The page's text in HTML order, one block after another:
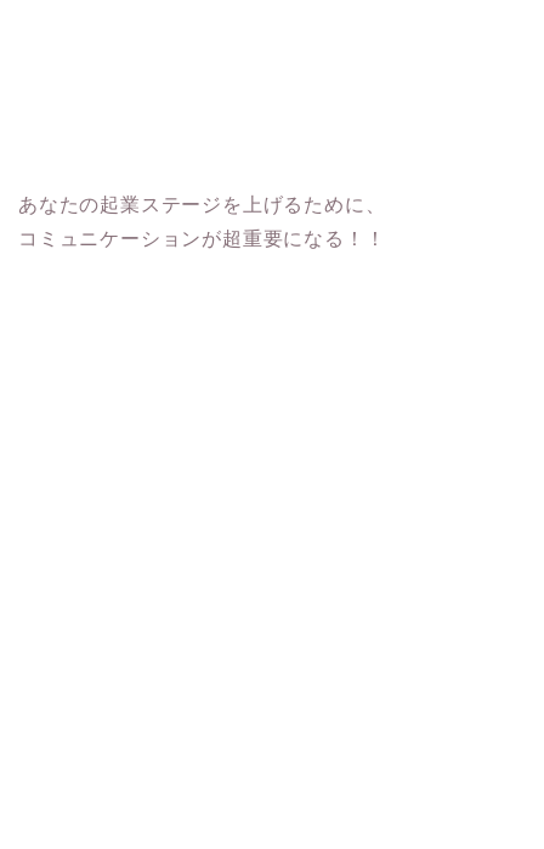
あなたの起業ステージを上げるために、
コミュニケーションが超重要になる！！